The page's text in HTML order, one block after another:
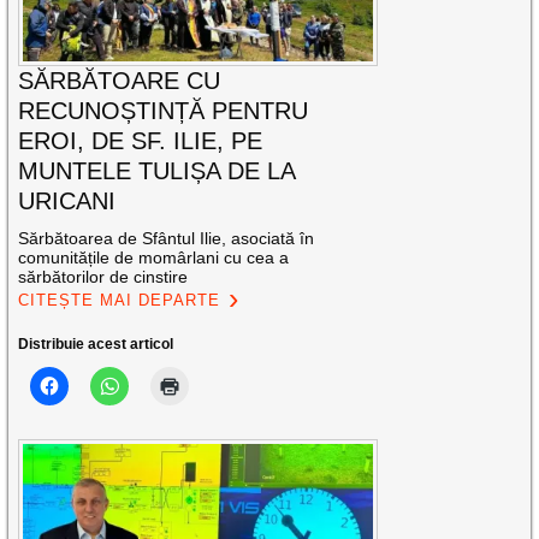
SĂRBĂTOARE CU
RECUNOȘTINȚĂ PENTRU
EROI, DE SF. ILIE, PE
MUNTELE TULIȘA DE LA
URICANI
Sărbătoarea de Sfântul Ilie, asociată în
comunitățile de momârlani cu cea a
sărbătorilor de cinstire
CITEȘTE MAI DEPARTE
Distribuie acest articol